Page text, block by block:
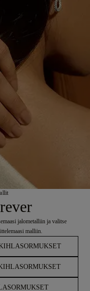
jalometalliin ja valitse
malliin.